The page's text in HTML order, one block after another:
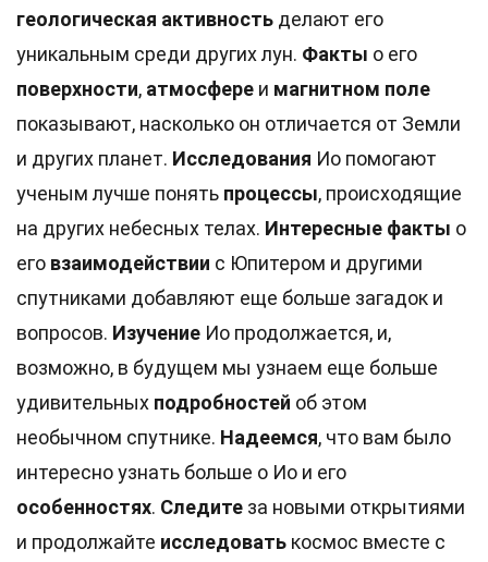
геологическая активность делают его
уникальным среди других лун. Факты о его
поверхности, атмосфере и магнитном поле
показывают, насколько он отличается от Земли
и других планет. Исследования Ио помогают
ученым лучше понять процессы, происходящие
на других небесных телах. Интересные факты о
его взаимодействии с Юпитером и другими
спутниками добавляют еще больше загадок и
вопросов. Изучение Ио продолжается, и,
возможно, в будущем мы узнаем еще больше
удивительных подробностей об этом
необычном спутнике. Надеемся, что вам было
интересно узнать больше о Ио и его
особенностях. Следите за новыми открытиями
и продолжайте исследовать космос вместе с